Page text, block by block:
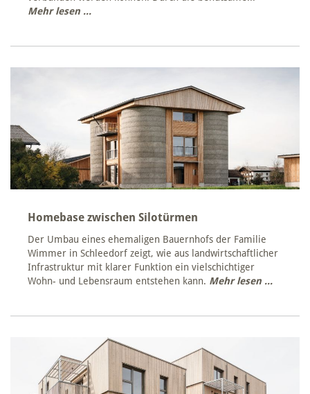
Mehr lesen ...
Homebase zwischen Silotürmen
Der Umbau eines ehemaligen Bauernhofs der Familie
Wimmer in Schleedorf zeigt, wie aus landwirtschaftlicher
Infrastruktur mit klarer Funktion ein vielschichtiger
Wohn- und Lebensraum entstehen kann. Mehr lesen ...